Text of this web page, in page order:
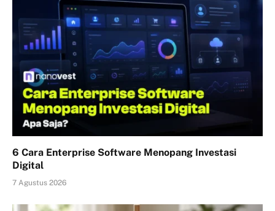
6 Cara Enterprise Software Menopang Investasi
Digital
7 Agustus 2026